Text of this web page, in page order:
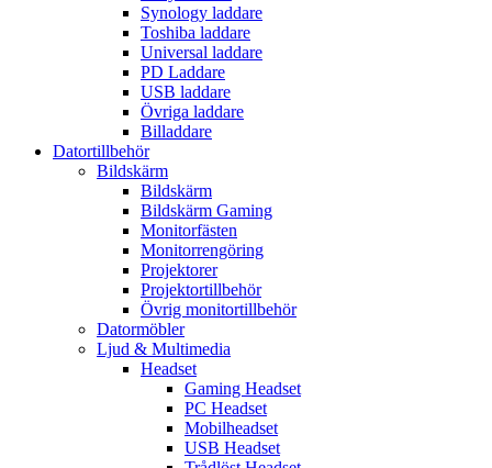
Synology laddare
Toshiba laddare
Universal laddare
PD Laddare
USB laddare
Övriga laddare
Billaddare
Datortillbehör
Bildskärm
Bildskärm
Bildskärm Gaming
Monitorfästen
Monitorrengöring
Projektorer
Projektortillbehör
Övrig monitortillbehör
Datormöbler
Ljud & Multimedia
Headset
Gaming Headset
PC Headset
Mobilheadset
USB Headset